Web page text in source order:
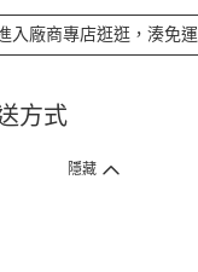
入廠商專店逛逛，湊免運
方式
隱藏